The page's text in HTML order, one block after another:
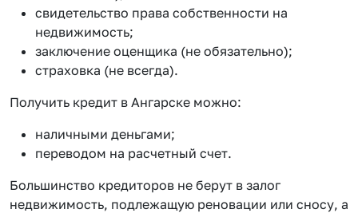
свидетельство права собственности на
недвижимость;
заключение оценщика (не обязательно);
страховка (не всегда).
Получить кредит в Ангарске можно:
наличными деньгами;
переводом на расчетный счет.
Большинство кредиторов не берут в залог
недвижимость, подлежащую реновации или сносу, а